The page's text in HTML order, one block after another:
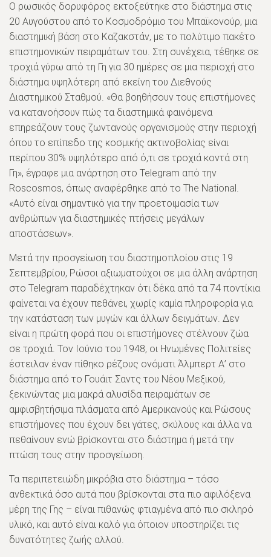
Ο ρωσικός δορυφόρος εκτοξεύτηκε στο διάστημα στις
20 Αυγούστου από το Κοσμοδρόμιο του Μπαϊκονούρ, μια
διαστημική βάση στο Καζακστάν, με το πολύτιμο πακέτο
επιστημονικών πειραμάτων του. Στη συνέχεια, τέθηκε σε
τροχιά γύρω από τη Γη για 30 ημέρες σε μια περιοχή στο
διάστημα υψηλότερη από εκείνη του Διεθνούς
Διαστημικού Σταθμού. «Θα βοηθήσουν τους επιστήμονες
να κατανοήσουν πώς τα διαστημικά φαινόμενα
επηρεάζουν τους ζωντανούς οργανισμούς στην περιοχή
όπου το επίπεδο της κοσμικής ακτινοβολίας είναι
περίπου 30% υψηλότερο από ό,τι σε τροχιά κοντά στη
Γη», έγραφε μια ανάρτηση στο Telegram από την
Roscosmos, όπως αναφέρθηκε από το The National.
«Αυτό είναι σημαντικό για την προετοιμασία των
ανθρώπων για διαστημικές πτήσεις μεγάλων
αποστάσεων».
Μετά την προσγείωση του διαστημοπλοίου στις 19
Σεπτεμβρίου, Ρώσοι αξιωματούχοι σε μια άλλη ανάρτηση
στο Telegram παραδέχτηκαν ότι δέκα από τα 74 ποντίκια
φαίνεται να έχουν πεθάνει, χωρίς καμία πληροφορία για
την κατάσταση των μυγών και άλλων δειγμάτων. Δεν
είναι η πρώτη φορά που οι επιστήμονες στέλνουν ζώα
σε τροχιά. Τον Ιούνιο του 1948, οι Ηνωμένες Πολιτείες
έστειλαν έναν πίθηκο ρέζους ονόματι Άλμπερτ Α’ στο
διάστημα από το Γουάιτ Σαντς του Νέου Μεξικού,
ξεκινώντας μια μακρά αλυσίδα πειραμάτων σε
αμφισβητήσιμα πλάσματα από Αμερικανούς και Ρώσους
επιστήμονες που έχουν δει γάτες, σκύλους και άλλα να
πεθαίνουν ενώ βρίσκονται στο διάστημα ή μετά την
πτώση τους στην προσγείωση.
Τα περιπετειώδη μικρόβια στο διάστημα – τόσο
ανθεκτικά όσο αυτά που βρίσκονται στα πιο αφιλόξενα
μέρη της Γης – είναι πιθανώς φτιαγμένα από πιο σκληρό
υλικό, και αυτό είναι καλό για όποιον υποστηρίζει τις
δυνατότητες ζωής αλλού.